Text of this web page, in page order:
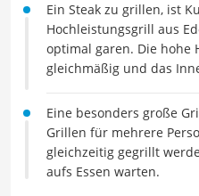
Ein Steak zu grillen, ist
Hochleistungsgrill aus
optimal garen. Die hohe
gleichmäßig und das
Eine besonders große
Grillen für mehrere
gleichzeitig gegrillt
aufs Essen warten.